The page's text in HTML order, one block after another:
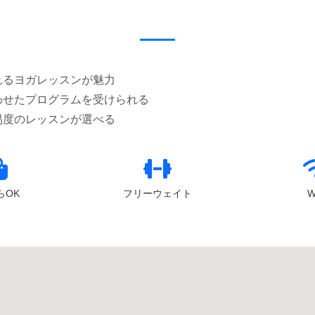
ヨガレッスンが魅力
たプログラムを受けられる
OK フリーウェイト